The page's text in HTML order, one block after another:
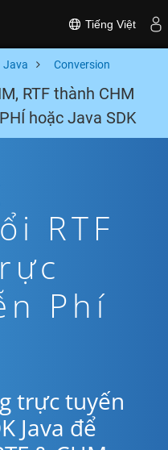
Tiếng Việt
Java Conversion
RTF thành CHM
hoặc Java SDK
RTF
Phí
trực tuyến
Java để